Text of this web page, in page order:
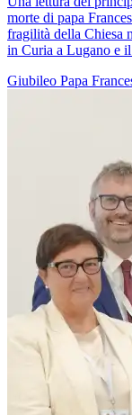
morte di papa
fragilità della Chiesa
in Curia a Lugano e
Giubileo Papa